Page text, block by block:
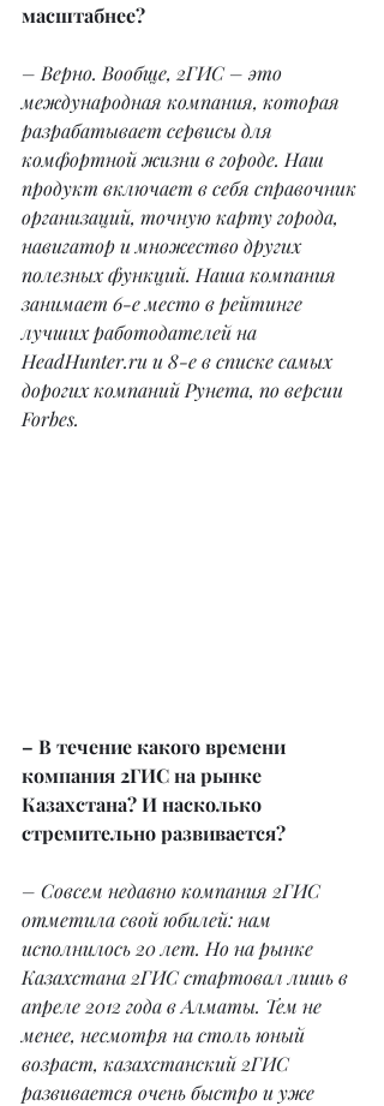
масштабнее?
– Верно. Вообще, 2ГИС – это
международная компания, которая
разрабатывает сервисы для
комфортной жизни в городе. Наш
продукт включает в себя справочник
организаций, точную карту города,
навигатор и множество других
полезных функций. Наша компания
занимает 6-е место в рейтинге
лучших работодателей на
HeadHunter.ru и 8-е в списке самых
дорогих компаний Рунета, по версии
Forbes.
– В течение какого времени
компания 2ГИС на рынке
Казахстана? И насколько
стремительно развивается?
– Совсем недавно компания 2ГИС
отметила свой юбилей: нам
исполнилось 20 лет. Но на рынке
Казахстана 2ГИС стартовал лишь в
апреле 2012 года в Алматы. Тем не
менее, несмотря на столь юный
возраст, казахстанский 2ГИС
развивается очень быстро и уже